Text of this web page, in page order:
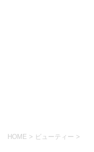
HOME > ビューティー >